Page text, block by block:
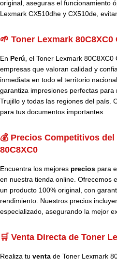
original, aseguras el funcionamiento
Lexmark CX510dhe y CX510de,
🌱 Toner Lexmark 80C8XC0
En Perú, el Toner Lexmark
empresas que valoran calidad y
inmediata en todo el territorio
garantiza impresiones perfectas para
Trujillo y todas las regiones del país.
para tus documentos importantes.
💰 Precios Competitivos
80C8XC0
Encuentra los mejores precios para
en nuestra tienda online. Ofrecemos
un producto 100% original, con
rendimiento. Nuestros precios
especializado, asegurando la mejor
🛒 Venta Directa de Toner
Realiza tu venta de Toner Lexmark